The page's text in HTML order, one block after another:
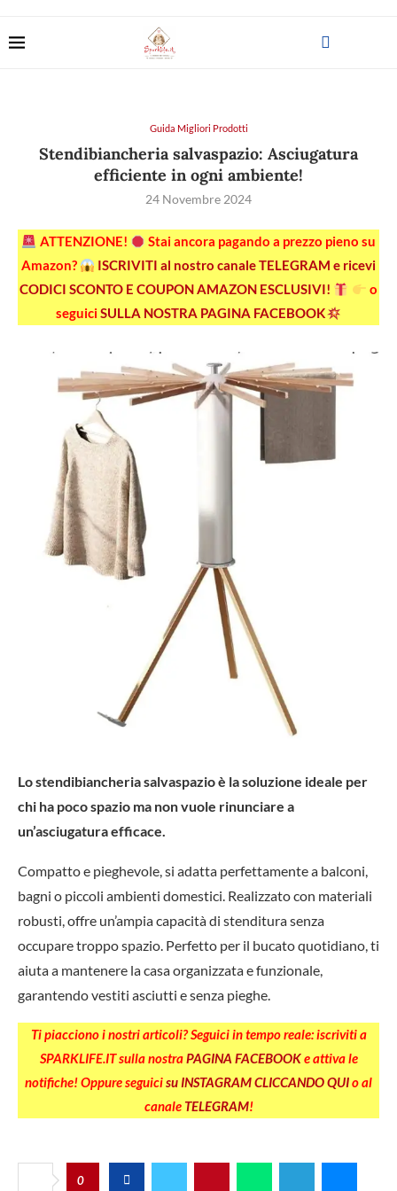
Guida Migliori Prodotti
Stendibiancheria salvaspazio: Asciugatura
efficiente in ogni ambiente!
24 Novembre 2024
ATTENZIONE!
Stai ancora pagando a prezzo pieno su
Amazon?
ISCRIVITI al nostro canale TELEGRAM e ricevi
CODICI SCONTO E COUPON AMAZON ESCLUSIVI!
o
seguiciSULLA NOSTRA PAGINA FACEBOOK
Lo stendibiancheria salvaspazio è la soluzione ideale per
chi ha poco spazio ma non vuole rinunciare a
un’asciugatura efficace.
Compatto e pieghevole, si adatta perfettamente a balconi,
bagni o piccoli ambienti domestici. Realizzato con materiali
robusti, offre un’ampia capacità di stenditura senza
occupare troppo spazio. Perfetto per il bucato quotidiano, ti
aiuta a mantenere la casa organizzata e funzionale,
garantendo vestiti asciutti e senza pieghe.
Ti piacciono i nostri articoli? Seguici in tempo reale: iscriviti a
SPARKLIFE.IT sulla nostraPAGINA FACEBOOKe attiva le
notifiche! Oppure seguicisu INSTAGRAM CLICCANDO QUIo al
canale TELEGRAM!
0